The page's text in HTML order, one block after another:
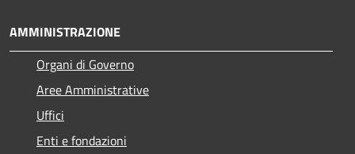
AMMINISTRAZIONE
Organi di Governo
Aree Amministrative
Uffici
Enti e fondazioni